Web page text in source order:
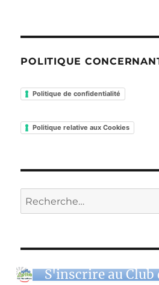
POLITIQUE
Politique de confidentialité
Politique relative aux Cookies
Recherche
pour :
S'inscrire au Club